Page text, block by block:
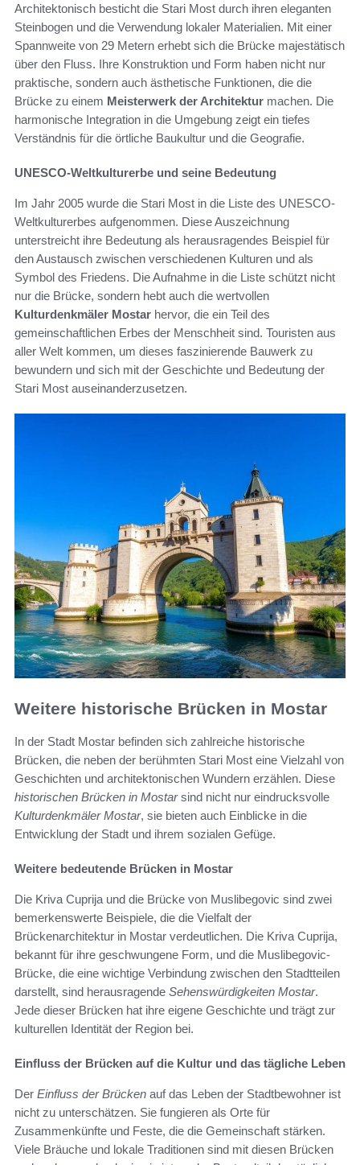
Architektonisch besticht die Stari Most durch ihren eleganten
Steinbogen und die Verwendung lokaler Materialien. Mit einer
Spannweite von 29 Metern erhebt sich die Brücke majestätisch
über den Fluss. Ihre Konstruktion und Form haben nicht nur
praktische, sondern auch ästhetische Funktionen, die die
Brücke zu einem Meisterwerk der Architektur machen. Die
harmonische Integration in die Umgebung zeigt ein tiefes
Verständnis für die örtliche Baukultur und die Geografie.
UNESCO-Weltkulturerbe und seine Bedeutung
Im Jahr 2005 wurde die Stari Most in die Liste des UNESCO-
Weltkulturerbes aufgenommen. Diese Auszeichnung
unterstreicht ihre Bedeutung als herausragendes Beispiel für
den Austausch zwischen verschiedenen Kulturen und als
Symbol des Friedens. Die Aufnahme in die Liste schützt nicht
nur die Brücke, sondern hebt auch die wertvollen
Kulturdenkmäler Mostar hervor, die ein Teil des
gemeinschaftlichen Erbes der Menschheit sind. Touristen aus
aller Welt kommen, um dieses faszinierende Bauwerk zu
bewundern und sich mit der Geschichte und Bedeutung der
Stari Most auseinanderzusetzen.
Weitere historische Brücken in Mostar
In der Stadt Mostar befinden sich zahlreiche historische
Brücken, die neben der berühmten Stari Most eine Vielzahl von
Geschichten und architektonischen Wundern erzählen. Diese
historischen Brücken in Mostarsind nicht nur eindrucksvolle
Kulturdenkmäler Mostar, sie bieten auch Einblicke in die
Entwicklung der Stadt und ihrem sozialen Gefüge.
Weitere bedeutende Brücken in Mostar
Die Kriva Cuprija und die Brücke von Muslibegovic sind zwei
bemerkenswerte Beispiele, die die Vielfalt der
Brückenarchitektur in Mostar verdeutlichen. Die Kriva Cuprija,
bekannt für ihre geschwungene Form, und die Muslibegovic-
Brücke, die eine wichtige Verbindung zwischen den Stadtteilen
darstellt, sind herausragende Sehenswürdigkeiten Mostar.
Jede dieser Brücken hat ihre eigene Geschichte und trägt zur
kulturellen Identität der Region bei.
Einfluss der Brücken auf die Kultur und das tägliche Leben
Der Einfluss der Brücken auf das Leben der Stadtbewohner ist
nicht zu unterschätzen. Sie fungieren als Orte für
Zusammenkünfte und Feste, die die Gemeinschaft stärken.
Viele Bräuche und lokale Traditionen sind mit diesen Brücken